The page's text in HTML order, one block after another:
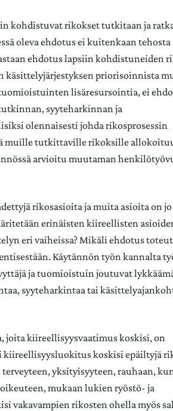
kohdistuvat rikokset tutkitaan ja
oleva ehdotus ei kuitenkaan tehosta
ehdotus lapsiin kohdistuneiden
priorisoinnista
lisäresursointia, ei
syyteharkinnan ja
olennaisesti johda rikosprosessin
muille tutkittaville rikoksille
arvioitu muutaman
rikosasioita ja muita asioita on jo
erinäisten kiireellisten
eri vaiheissa? Mikäli ehdotus
Käytännön työn kannalta
ja tuomioistuin joutuvat
syyteharkintaa tai
joita kiireellisyysvaatimus koskisi, on
kiireellisyysluokitus koskisi epäiltyjä
yksityisyyteen, rauhaan,
mukaan lukien ryöstö- ja
vakavampien rikosten ohella myös